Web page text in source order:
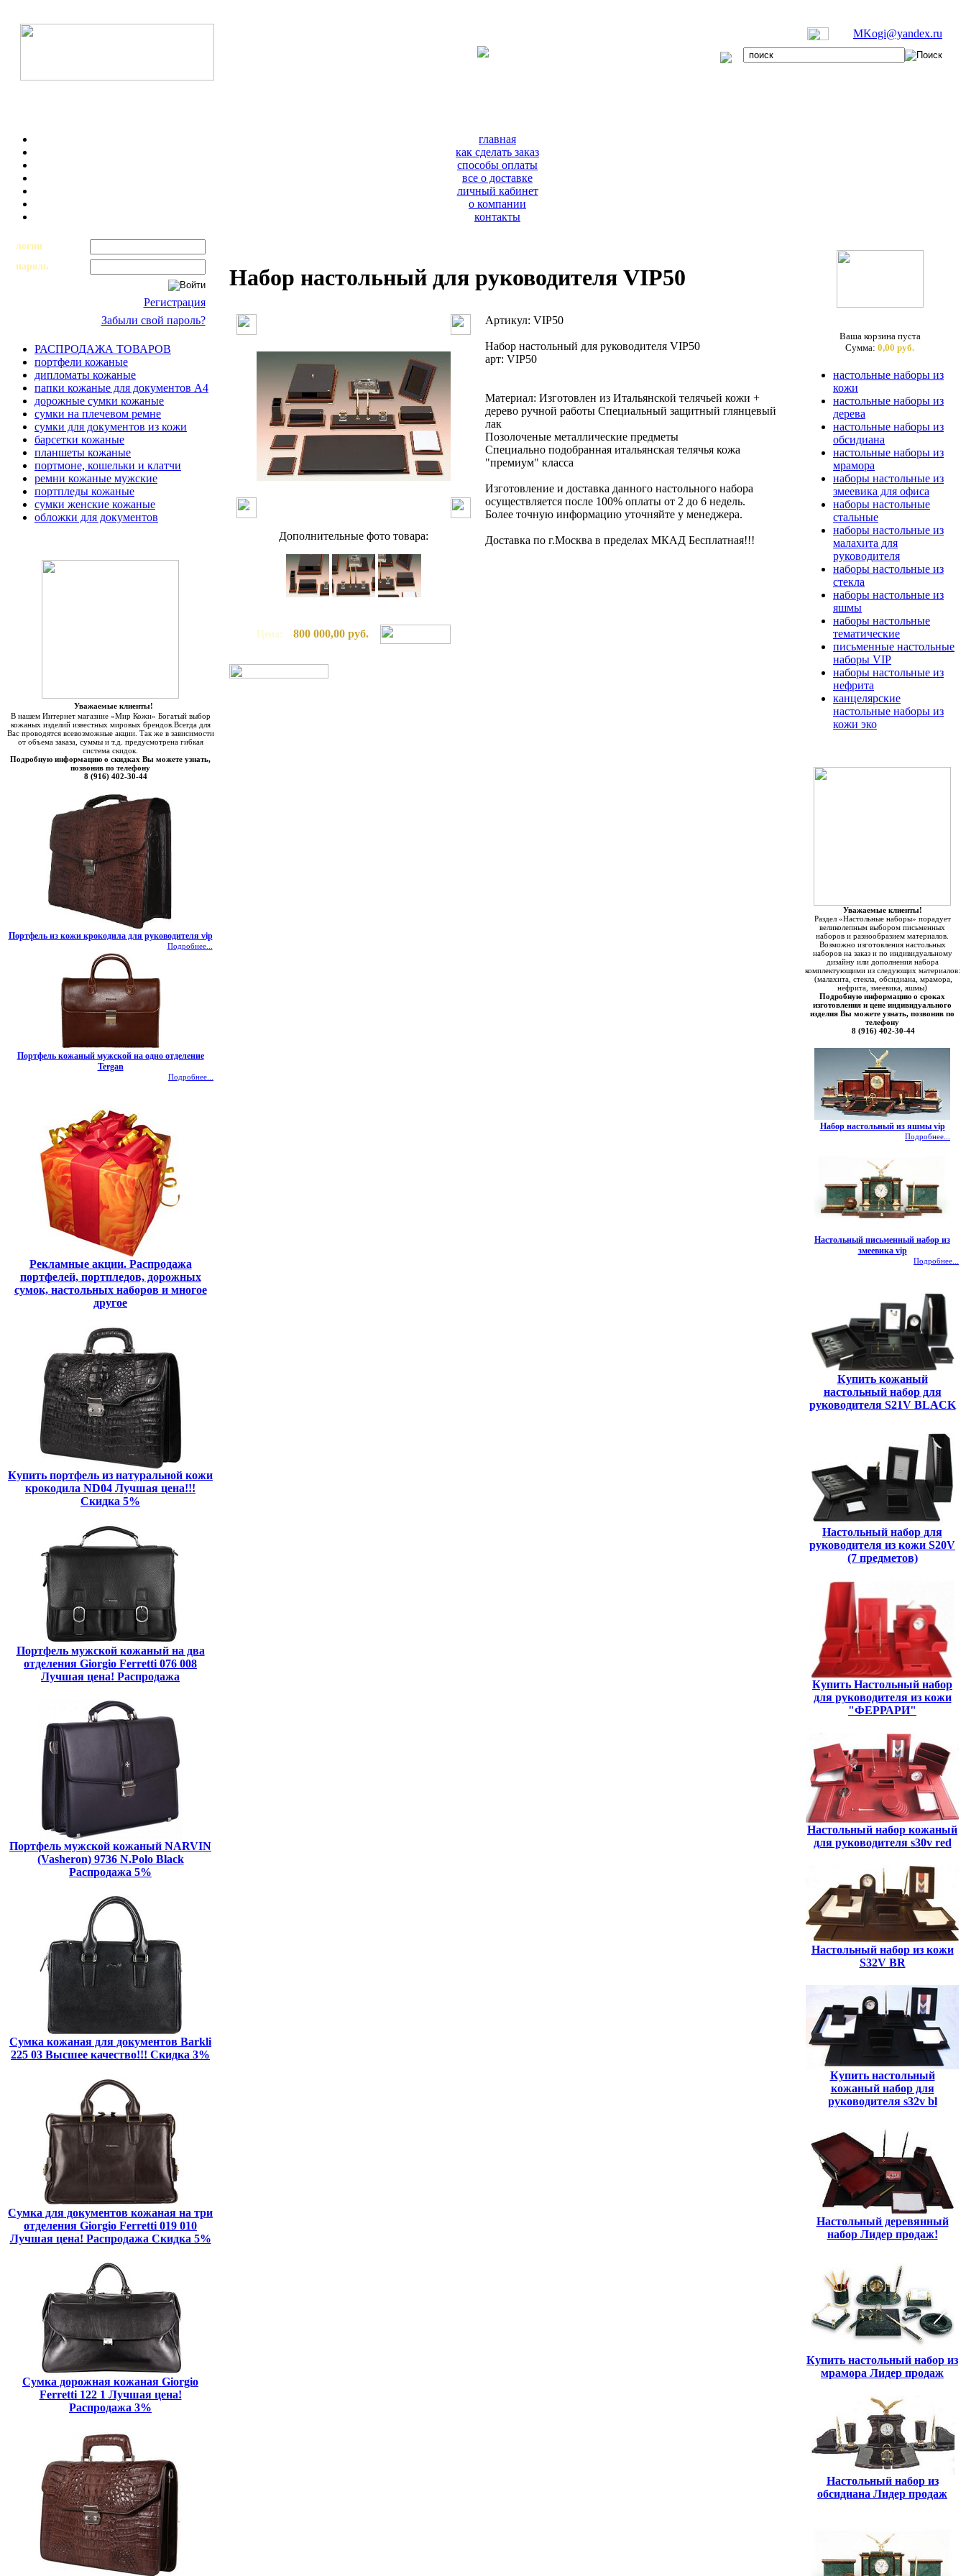
MKogi@yandex.ru
главная
как сделать заказ
способы оплаты
все о доставке
личный кабинет
о компании
контакты
логин
пароль
Регистрация
Забыли свой пароль?
РАСПРОДАЖА ТОВАРОВ
портфели кожаные
дипломаты кожаные
папки кожаные для документов А4
дорожные сумки кожаные
сумки на плечевом ремне
сумки для документов из кожи
барсетки кожаные
планшеты кожаные
портмоне, кошельки и клатчи
ремни кожаные мужские
портпледы кожаные
сумки женские кожаные
обложки для документов
Уважаемые клиенты!
В нашем Интернет магазине «Мир Кожи» Богатый выбор
кожаных изделий известных мировых брендов.Всегда для
Вас проводятся всевозможные акции. Так же в зависимости
от объема заказа, суммы и т.д. предусмотрена гибкая
система скидок.
Подробную информацию о скидках Вы можете узнать,
позвонив по телефону
8 (916) 402-30-44
Портфель из кожи крокодила для руководителя vip
Подробнее...
Портфель кожаный мужской на одно отделение
Tergan
Подробнее...
Рекламные акции. Распродажа
портфелей, портпледов, дорожных
сумок, настольных наборов и многое
другое
Купить портфель из натуральной кожи
крокодила ND04 Лучшая цена!!!
Скидка 5%
Портфель мужской кожаный на два
отделения Giorgio Ferretti 076 008
Лучшая цена! Распродажа
Портфель мужской кожаный NARVIN
(Vasheron) 9736 N.Polo Black
Распродажа 5%
Сумка кожаная для документов Barkli
225 03 Высшее качество!!! Скидка 3%
Сумка для документов кожаная на три
отделения Giorgio Ferretti 019 010
Лучшая цена! Распродажа Скидка 5%
Сумка дорожная кожаная Giorgio
Ferretti 122 1 Лучшая цена!
Распродажа 3%
Набор настольный для руководителя VIP50
Дополнительные фото товара:
Цена: 800 000,00 руб.
Артикул: VIP50
Набор настольный для руководителя VIP50
арт: VIP50
Материал: Изготовлен из Итальянской телячьей кожи +
дерево ручной работы Специальный защитный глянцевый
лак
Позолоченые металлические предметы
Специально подобранная итальянская телячья кожа
"премиум" класса
Изготовление и доставка данного настольного набора
осуществляется после 100% оплаты от 2 до 6 недель.
Более точную информацию уточняйте у менеджера.
Доставка по г.Москва в пределах МКАД Бесплатная!!!
Ваша корзина пуста
Сумма: 0,00 руб.
настольные наборы из
кожи
настольные наборы из
дерева
настольные наборы из
обсидиана
настольные наборы из
мрамора
наборы настольные из
змеевика для офиса
наборы настольные
стальные
наборы настольные из
малахита для
руководителя
наборы настольные из
стекла
наборы настольные из
яшмы
наборы настольные
тематические
письменные настольные
наборы VIP
наборы настольные из
нефрита
канцелярские
настольные наборы из
кожи эко
Уважаемые клиенты!
Раздел «Настольные наборы» порадует
великолепным выбором письменных
наборов и разнообразием материалов.
Возможно изготовления настольных
наборов на заказ и по индивидуальному
дизайну или дополнения набора
комплектующими из следующих материалов:
(малахита, стекла, обсидиана, мрамора,
нефрита, змеевика, яшмы)
Подробную информацию о сроках
изготовления и цене индивидуального
изделия Вы можете узнать, позвонив по
телефону
8 (916) 402-30-44
Набор настольный из яшмы vip
Подробнее...
Настольный письменный набор из
змеевика vip
Подробнее...
Купить кожаный
настольный набор для
руководителя S21V BLACK
Настольный набор для
руководителя из кожи S20V
(7 предметов)
Купить Настольный набор
для руководителя из кожи
"ФЕРРАРИ"
Настольный набор кожаный
для руководителя s30v red
Настольный набор из кожи
S32V BR
Купить настольный
кожаный набор для
руководителя s32v bl
Настольный деревянный
набор Лидер продаж!
Купить настольный набор из
мрамора Лидер продаж
Настольный набор из
обсидиана Лидер продаж